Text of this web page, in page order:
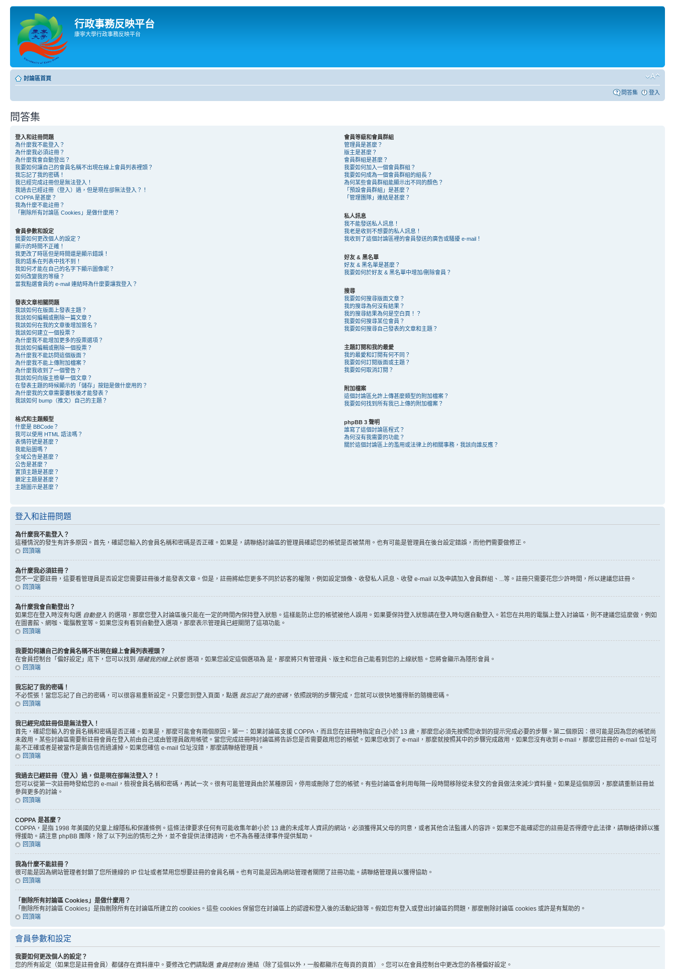
行政事務反映平台
康寧大學行政事務反映平台
討論區首頁
問答集 登入
問答集
登入和註冊問題
為什麼我不能登入？
為什麼我必須註冊？
為什麼我會自動登出？
我要如何讓自己的會員名稱不出現在線上會員列表裡頭？
我忘記了我的密碼！
我已經完成註冊但是無法登入！
我過去已經註冊（登入）過，但是現在卻無法登入？！
COPPA 是甚麼？
我為什麼不能註冊？
「刪除所有討論區 Cookies」是做什麼用？
會員參數和設定
我要如何更改個人的設定？
顯示的時間不正確！
我更改了時區但是時間還是顯示錯誤！
我的語系在列表中找不到！
我如何才能在自己的名字下顯示圖像呢？
如何改變我的等級？
當我點選會員的 e-mail 連結時為什麼要讓我登入？
發表文章相關問題
我該如何在版面上發表主題？
我該如何編輯或刪除一篇文章？
我該如何在我的文章後增加簽名？
我該如何建立一個投票？
為什麼我不能增加更多的投票選項？
我該如何編輯或刪除一個投票？
為什麼我不能訪問這個版面？
為什麼我不能上傳附加檔案？
為什麼我收到了一個警告？
我該如何向版主檢舉一個文章？
在發表主題的時候顯示的「儲存」按鈕是做什麼用的？
為什麼我的文章需要審核後才能發表？
我該如何 bump（推文）自己的主題？
格式和主題類型
什麼是 BBCode？
我可以使用 HTML 語法嗎？
表情符號是甚麼？
我能貼圖嗎？
全域公告是甚麼？
公告是甚麼？
置頂主題是甚麼？
鎖定主題是甚麼？
主題圖示是甚麼？
會員等級和會員群組
管理員是甚麼？
版主是甚麼？
會員群組是甚麼？
我要如何加入一個會員群組？
我要如何成為一個會員群組的組長？
為何某些會員群組能顯示出不同的顏色？
「預設會員群組」是甚麼？
「管理團隊」連結是甚麼？
私人訊息
我不能發送私人訊息！
我老是收到不想要的私人訊息！
我收到了這個討論區裡的會員發送的廣告或騷擾 e-mail！
好友 & 黑名單
好友 & 黑名單是甚麼？
我要如何於好友 & 黑名單中增加/刪除會員？
搜尋
我要如何搜尋版面文章？
我的搜尋為何沒有結果？
我的搜尋結果為何是空白頁！？
我要如何搜尋某位會員？
我要如何搜尋自己發表的文章和主題？
主題訂閱和我的最愛
我的最愛和訂閱有何不同？
我要如何訂閱版面或主題？
我要如何取消訂閱？
附加檔案
這個討論區允許上傳甚麼類型的附加檔案？
我要如何找到所有我已上傳的附加檔案？
phpBB 3 聲明
誰寫了這個討論區程式？
為何沒有我需要的功能？
關於這個討論區上的濫用或法律上的相關事務，我該向誰反應？
登入和註冊問題
為什麼我不能登入？
這種情況的發生有許多原因。首先，確認您輸入的會員名稱和密碼是否正確。如果是，請聯絡討論區的管理員確認您的帳號是否被禁用。也有可能是管理員在後台設定錯誤，而他們需要做修正。
回頂端
為什麼我必須註冊？
您不一定要註冊，這要看管理員是否設定您需要註冊後才能發表文章。但是，註冊將給您更多不同於訪客的權限，例如設定頭像、收發私人訊息、收發 e-mail 以及申請加入會員群組、...等。註冊只需要花您少許時間，所以建議您註冊。
回頂端
為什麼我會自動登出？
如果您在登入時沒有勾選 自動登入 的選項，那麼您登入討論區後只能在一定的時間內保持登入狀態。這樣能防止您的帳號被他人誤用。如果要保持登入狀態請在登入時勾選自動登入。若您在共用的電腦上登入討論區，則不建議您這麼做，例如
在圖書館、網咖、電腦教室等。如果您沒有看到自動登入選項，那麼表示管理員已經關閉了這項功能。
回頂端
我要如何讓自己的會員名稱不出現在線上會員列表裡頭？
在會員控制台「偏好設定」底下，您可以找到 隱藏我的線上狀態選項，如果您設定這個選項為 是 ，那麼將只有管理員、版主和您自己能看到您的上線狀態。您將會顯示為隱形會員。
回頂端
我忘記了我的密碼！
不必慌張！當您忘記了自己的密碼，可以很容易重新設定。只要您到登入頁面，點選 我忘記了我的密碼，依照說明的步驟完成，您就可以很快地獲得新的隨機密碼。
回頂端
我已經完成註冊但是無法登入！
首先，確認您輸入的會員名稱和密碼是否正確。如果是，那麼可能會有兩個原因。第一：如果討論區支援 COPPA，而且您在註冊時指定自己小於 13 歲，那麼您必須先按照您收到的提示完成必要的步驟。第二個原因：很可能是因為您的帳號尚
未啟用。某些討論區需要新註冊會員在登入前由自己或由管理員啟用帳號。當您完成註冊時討論區將告訴您是否需要啟用您的帳號。如果您收到了 e-mail，那麼就按照其中的步驟完成啟用，如果您沒有收到 e-mail，那麼您註冊的 e-mail 位址可
能不正確或者是被當作是廣告信而過濾掉。如果您確信 e-mail 位址沒錯，那麼請聯絡管理員。
回頂端
我過去已經註冊（登入）過，但是現在卻無法登入？！
您可以從第一次註冊時發給您的 e-mail，檢視會員名稱和密碼，再試一次。很有可能管理員由於某種原因，停用或刪除了您的帳號。有些討論區會利用每隔一段時間移除從未發文的會員做法來減少資料量。如果是這個原因，那麼請重新註冊並
參與更多的討論。
回頂端
COPPA 是甚麼？
COPPA，是指 1998 年美國的兒童上線隱私和保護條例。這條法律要求任何有可能收集年齡小於 13 歲的未成年人資訊的網站，必須獲得其父母的同意，或者其他合法監護人的容許。如果您不能確認您的註冊是否得遵守此法律，請聯絡律師以獲
得援助。請注意 phpBB 團隊，除了以下列出的情形之外，並不會提供法律諮詢，也不為各種法律事件提供幫助。
回頂端
我為什麼不能註冊？
很可能是因為網站管理者封鎖了您所連線的 IP 位址或者禁用您想要註冊的會員名稱。也有可能是因為網站管理者關閉了註冊功能。請聯絡管理員以獲得協助。
回頂端
「刪除所有討論區 Cookies」是做什麼用？
「刪除所有討論區 Cookies」是指刪除所有在討論區所建立的 cookies。這些 cookies 保留您在討論區上的認證和登入後的活動記錄等。假如您有登入或登出討論區的問題，那麼刪除討論區 cookies 或許是有幫助的。
回頂端
會員參數和設定
我要如何更改個人的設定？
您的所有設定（如果您是註冊會員）都儲存在資料庫中。要修改它們請點選 會員控制台連結（除了這個以外，一般都顯示在每頁的頁首）。您可以在會員控制台中更改您的各種偏好設定。